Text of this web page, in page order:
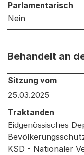
Parlamentarisch
Nein
Behandelt an
Behandelt an den
Sitzung vom
25.03.2025
Traktanden
Eidgenössisches
KSD - Nationaler